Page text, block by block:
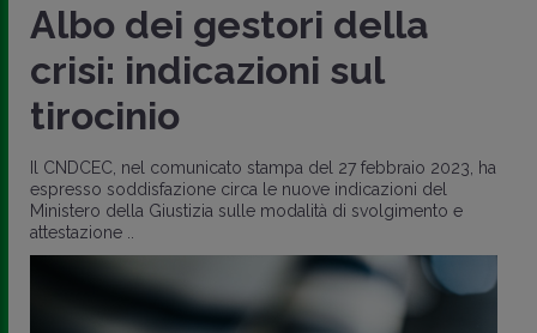
Albo dei gestori della
crisi: indicazioni sul
tirocinio
Il CNDCEC, nel comunicato stampa del 27 febbraio 2023, ha
espresso soddisfazione circa le nuove indicazioni del
Ministero della Giustizia sulle modalità di svolgimento e
attestazione ..